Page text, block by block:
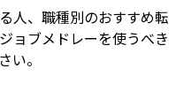
人、職種別のおすすめ転
ョブメドレーを使うべき
い。